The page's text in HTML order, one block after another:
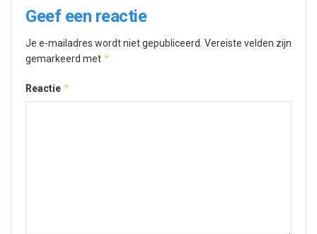
Geef een reactie
Je e-mailadres wordt niet gepubliceerd. Vereiste velden zijn
gemarkeerd met *
Reactie *